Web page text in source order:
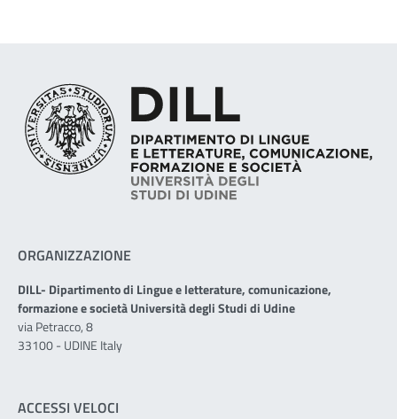
ORGANIZZAZIONE
DILL- Dipartimento di Lingue e letterature, comunicazione,
formazione e società Università degli Studi di Udine
via Petracco, 8
33100 - UDINE Italy
ACCESSI VELOCI